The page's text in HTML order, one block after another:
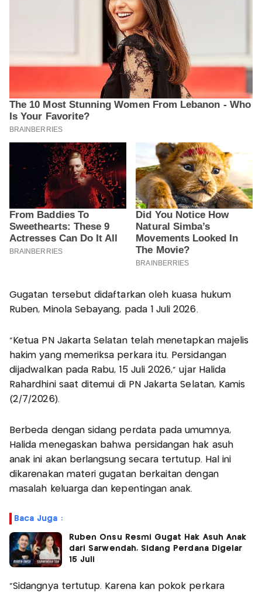
Gugatan tersebut didaftarkan oleh kuasa hukum
Ruben, Minola Sebayang, pada 1 Juli 2026.
"Ketua PN Jakarta Selatan telah menetapkan majelis
hakim yang memeriksa perkara itu. Persidangan
dijadwalkan pada Rabu, 15 Juli 2026," ujar Halida
Rahardhini saat ditemui di PN Jakarta Selatan, Kamis
(2/7/2026).
Berbeda dengan sidang perdata pada umumnya,
Halida menegaskan bahwa persidangan hak asuh
anak ini akan berlangsung secara tertutup. Hal ini
dikarenakan materi gugatan berkaitan dengan
masalah keluarga dan kepentingan anak.
Baca Juga :
Ruben Onsu Resmi Gugat Hak Asuh Anak
dari Sarwendah, Sidang Perdana Digelar
15 Juli
"Sidangnya tertutup. Karena kan pokok perkara